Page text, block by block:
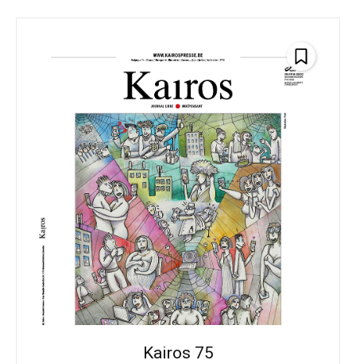
Kairos 75